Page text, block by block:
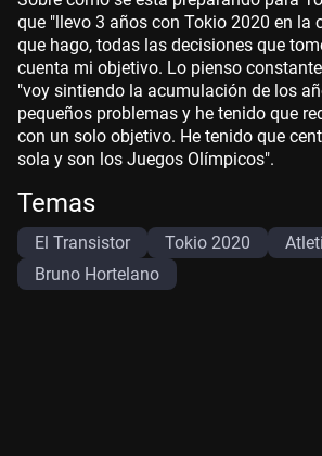
que "llevo 3 años con Tokio 2020 en la
que hago, todas las decisiones que
cuenta mi objetivo. Lo pienso
"voy sintiendo la acumulación de los
pequeños problemas y he tenido que
con un solo objetivo. He tenido que
sola y son los Juegos Olímpicos".
Temas
El Transistor Tokio 2020
Bruno Hortelano